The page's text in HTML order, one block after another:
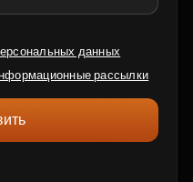
данных
рассылки